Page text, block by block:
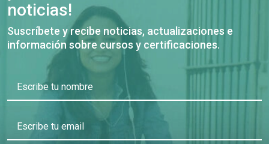
noticias!
Suscríbete y recibe noticias, actualizaciones e
información sobre cursos y certificaciones.
Escribe tu nombre
Escribe tu email